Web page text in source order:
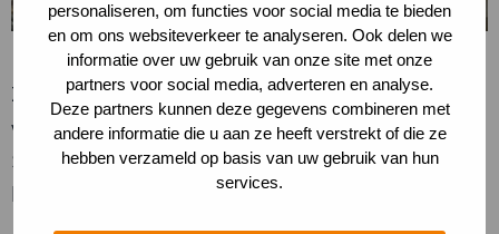
personaliseren, om functies voor social media te bieden
en om ons websiteverkeer te analyseren. Ook delen we
informatie over uw gebruik van onze site met onze
partners voor social media, adverteren en analyse.
Deze partners kunnen deze gegevens combineren met
andere informatie die u aan ze heeft verstrekt of die ze
hebben verzameld op basis van uw gebruik van hun
services.
Natuurspellen
Zoek je een leuke invulling voor je schoolreis of een
verjaardagsfeestje?
Speel een spel in de duinen in de buurt van ’t Wed en